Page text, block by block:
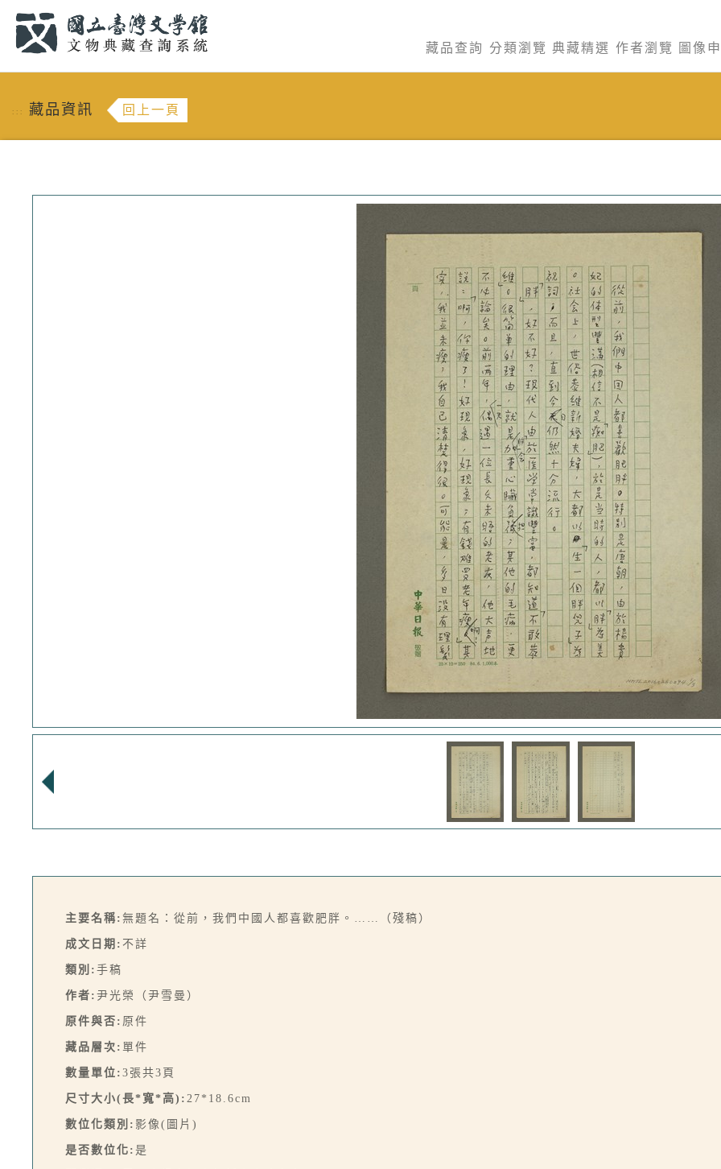
藏品查詢 分類瀏覽 典藏精選 作者瀏覽 圖像
::: 藏品資訊 回上一頁
主要名稱: 無題名：從前，我們中國人都喜歡肥胖。……（殘稿）
成文日期: 不詳
類別: 手稿
作者: 尹光榮（尹雪曼）
原件與否: 原件
藏品層次: 單件
數量單位: 3張共3頁
尺寸大小(長*寬*高): 27*18.6cm
數位化類別: 影像(圖片)
是否數位化: 是